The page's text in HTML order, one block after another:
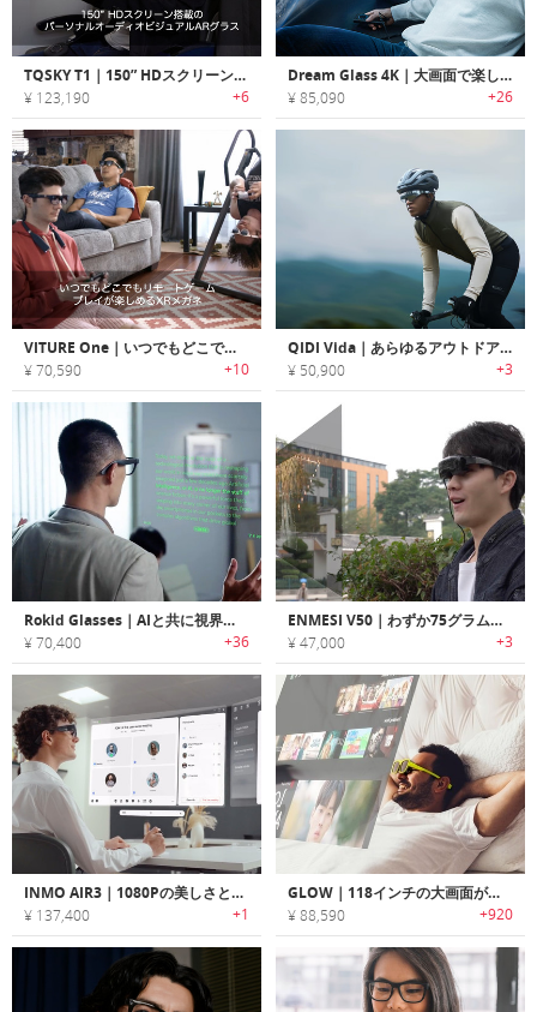
TQSKY T1｜150” HDスクリーン搭載のパーソナルオーディオビジュアルARグラス
¥ 123,190 +6
Dream Glass 4K｜大画面で楽しめるポータブルARエンターテインメントヘッドセット「ドリームグラス」
¥ 85,090 +26
VITURE One｜いつでもどこでもリモートゲームプレイが楽しめるXRメガネ「バーチュアワン」
¥ 70,590 +10
QIDI Vida｜あらゆるアウトドアアクティビティに役立つARスマートグラス
¥ 50,900 +3
Rokid Glasses｜AIと共に視界を進化。超軽量ARスマートグラス
¥ 70,400 +36
ENMESI V50｜わずか75グラムの超軽量設計で、最大210インチのディスプレイを表示可能なARグラス
¥ 47,000 +3
INMO AIR3｜1080Pの美しさと臨場感をまとうスマートARグラス
¥ 137,400 +1
GLOW｜118インチの大画面が楽しめるARスマートサングラス「グロウ」
¥ 88,590 +920